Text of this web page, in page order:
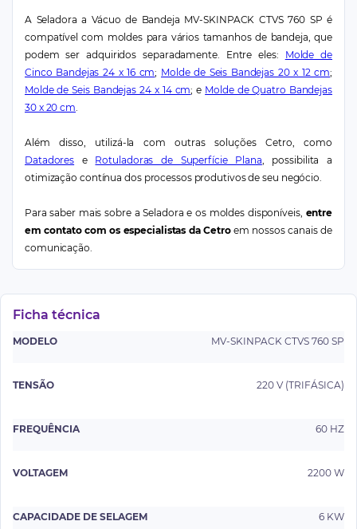
A Seladora a Vácuo de Bandeja MV-SKINPACK CTVS 760 SP é
compatível com moldes para vários tamanhos de bandeja, que
podem ser adquiridos separadamente. Entre eles: Molde de
Cinco Bandejas 24 x 16 cm; Molde de Seis Bandejas 20 x 12 cm;
Molde de Seis Bandejas 24 x 14 cm; e Molde de Quatro Bandejas
30 x 20 cm.
Além disso, utilizá-la com outras soluções Cetro, como
Datadores e Rotuladoras de Superfície Plana, possibilita a
otimização contínua dos processos produtivos de seu negócio.
Para saber mais sobre a Seladora e os moldes disponíveis, entre
em contato com os especialistas da Cetroem nossos canais de
comunicação.
Ficha técnica
MODELO MV-SKINPACK CTVS 760 SP
TENSÃO 220 V (TRIFÁSICA)
FREQUÊNCIA 60 HZ
VOLTAGEM 2200 W
CAPACIDADE DE SELAGEM 6 KW